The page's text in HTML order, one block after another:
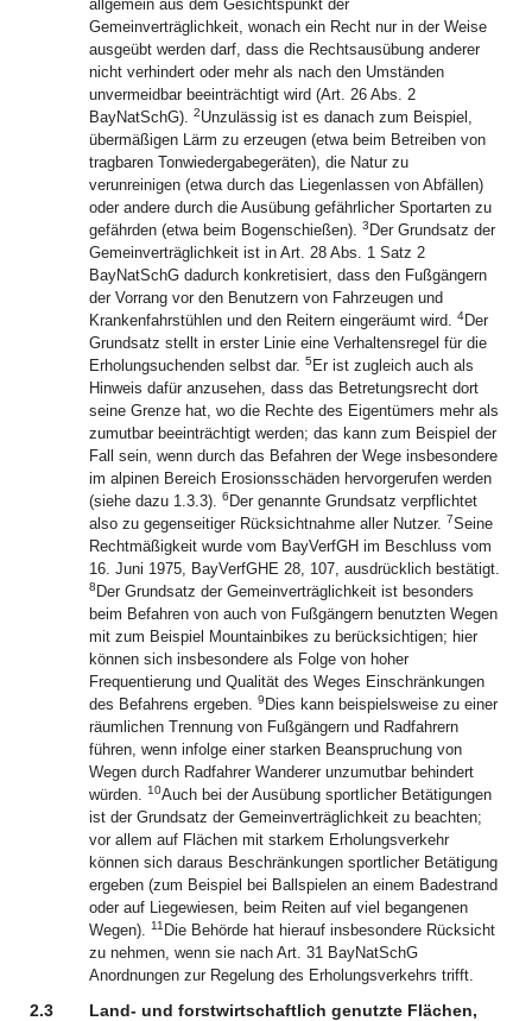
allgemein aus dem Gesichtspunkt der
Gemeinverträglichkeit, wonach ein Recht nur in der Weise
ausgeübt werden darf, dass die Rechtsausübung anderer
nicht verhindert oder mehr als nach den Umständen
unvermeidbar beeinträchtigt wird (Art. 26 Abs. 2
BayNatSchG). 2Unzulässig ist es danach zum Beispiel,
übermäßigen Lärm zu erzeugen (etwa beim Betreiben von
tragbaren Tonwiedergabegeräten), die Natur zu
verunreinigen (etwa durch das Liegenlassen von Abfällen)
oder andere durch die Ausübung gefährlicher Sportarten zu
gefährden (etwa beim Bogenschießen). 3 Der Grundsatz der
Gemeinverträglichkeit ist in Art. 28 Abs. 1 Satz 2
BayNatSchG dadurch konkretisiert, dass den Fußgängern
der Vorrang vor den Benutzern von Fahrzeugen und
Krankenfahrstühlen und den Reitern eingeräumt wird. 4Der
Grundsatz stellt in erster Linie eine Verhaltensregel für die
Erholungsuchenden selbst dar. 5 Er ist zugleich auch als
Hinweis dafür anzusehen, dass das Betretungsrecht dort
seine Grenze hat, wo die Rechte des Eigentümers mehr als
zumutbar beeinträchtigt werden; das kann zum Beispiel der
Fall sein, wenn durch das Befahren der Wege insbesondere
im alpinen Bereich Erosionsschäden hervorgerufen werden
(siehe dazu 1.3.3). 6 Der genannte Grundsatz verpflichtet
also zu gegenseitiger Rücksichtnahme aller Nutzer. 7Seine
Rechtmäßigkeit wurde vom BayVerfGH im Beschluss vom
16. Juni 1975, BayVerfGHE 28, 107, ausdrücklich bestätigt.
8 Der Grundsatz der Gemeinverträglichkeit ist besonders
beim Befahren von auch von Fußgängern benutzten Wegen
mit zum Beispiel Mountainbikes zu berücksichtigen; hier
können sich insbesondere als Folge von hoher
Frequentierung und Qualität des Weges Einschränkungen
des Befahrens ergeben. 9 Dies kann beispielsweise zu einer
räumlichen Trennung von Fußgängern und Radfahrern
führen, wenn infolge einer starken Beanspruchung von
Wegen durch Radfahrer Wanderer unzumutbar behindert
würden. 10Auch bei der Ausübung sportlicher Betätigungen
ist der Grundsatz der Gemeinverträglichkeit zu beachten;
vor allem auf Flächen mit starkem Erholungsverkehr
können sich daraus Beschränkungen sportlicher Betätigung
ergeben (zum Beispiel bei Ballspielen an einem Badestrand
oder auf Liegewiesen, beim Reiten auf viel begangenen
Wegen). 11 Die Behörde hat hierauf insbesondere Rücksicht
zu nehmen, wenn sie nach Art. 31 BayNatSchG
Anordnungen zur Regelung des Erholungsverkehrs trifft.
2.3
Land- und forstwirtschaftlich genutzte Flächen,